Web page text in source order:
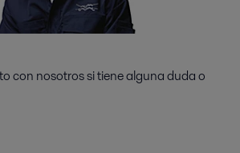
con nosotros si tiene alguna duda o